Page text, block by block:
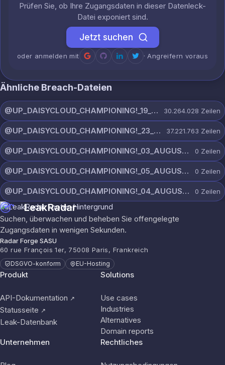
Prüfen Sie, ob Ihre Zugangsdaten in dieser Datenleck-
Datei exponiert sind.
Jetzt suchen
oder anmelden mit · Angreifern voraus
Ähnliche Breach-Dateien
@UP_DAISYCLOUD_CHAMPIONING!_19_JULY_5790_ON_CHANNEL.rar 30.264.028 Zeilen
@UP_DAISYCLOUD_CHAMPIONING!_23_JULY_5300_ON_CHANNEL.rar 37.221.763 Zeilen
@UP_DAISYCLOUD_CHAMPIONING!_03_AUGUST_7865_ON_CHANNEL.rar 0 Zeilen
@UP_DAISYCLOUD_CHAMPIONING!_05_AUGUST_6961_ON_CHANNEL.rar 0 Zeilen
@UP_DAISYCLOUD_CHAMPIONING!_04_AUGUST_6420_ON_CHANNEL.rar 0 Zeilen
LeakRadar
Suchen, überwachen und beheben Sie offengelegte
Zugangsdaten in wenigen Sekunden.
Radar Forge SASU
60 rue François 1er, 75008 Paris, Frankreich
DSGVO-konform EU-Hosting
Produkt
API-Dokumentation ↗
Statusseite ↗
Leak-Datenbank
Solutions
Use cases
Industries
Alternatives
Domain reports
Unternehmen
Rechtliches